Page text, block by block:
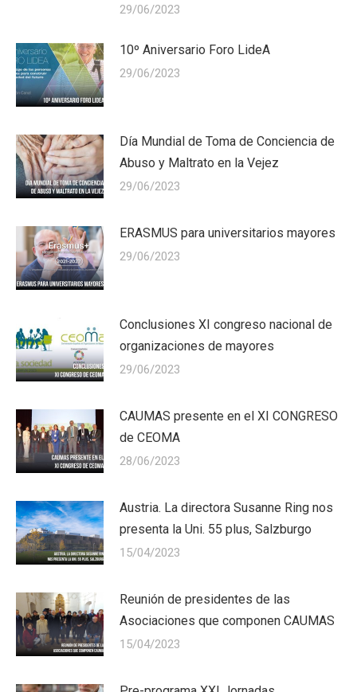
29/06/2023
10º Aniversario Foro LideA
29/06/2023
Día Mundial de Toma de Conciencia de
Abuso y Maltrato en la Vejez
29/06/2023
ERASMUS para universitarios mayores
29/06/2023
Conclusiones XI congreso nacional de
organizaciones de mayores
29/06/2023
CAUMAS presente en el XI CONGRESO
de CEOMA
28/06/2023
Austria. La directora Susanne Ring nos
presenta la Uni. 55 plus, Salzburgo
15/04/2023
Reunión de presidentes de las
Asociaciones que componen CAUMAS
15/04/2023